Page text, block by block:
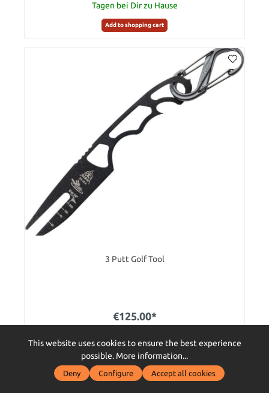
Tagen bei Dir zu Hause
Add to shopping cart
3 Putt Golf Tool
€125.00*
Ensure 125 bonus points
Im Außenlager, Langstreckenversand - in 12-14
This website uses cookies to ensure the best experience
possible. More information...
Deny Configure Accept all cookies